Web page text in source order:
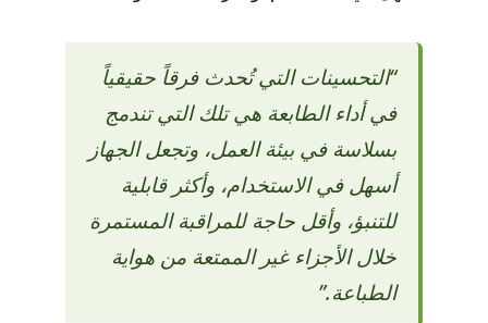
“التحسينات التي تُحدث فرقاً حقيقياً
في أداء الطابعة هي تلك التي تندمج
بسلاسة في بيئة العمل، وتجعل الجهاز
أسهل في الاستخدام، وأكثر قابلية
للتنبؤ، وأقل حاجة للمراقبة المستمرة
خلال الأجزاء غير الممتعة من هواية
الطباعة.”